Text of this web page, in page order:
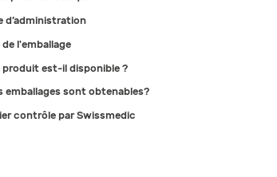
d’administration
de l'emballage
produit est-il disponible ?
emballages sont obtenables?
contrôle par Swissmedic